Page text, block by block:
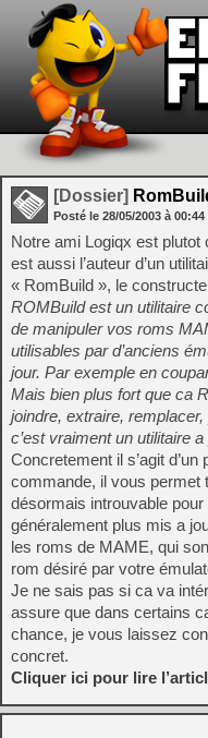
[Dossier]
Posté le 28/05/2003 à 00:44
Notre ami Logiqx est
est aussi l’auteur d’un
« RomBuild », le
ROMBuild est un utilitaire
de manipuler vos roms
utilisables par d’anciens
jour. Par exemple en
Mais bien plus fort que ca
joindre, extraire,
c’est vraiment un utilitaire
Concretement il s’agit
commande, il vous permet
désormais introuvable
généralement plus mis a
les roms de MAME, qui
rom désiré par votre
Je ne sais pas si ca va
assure que dans certains
chance, je vous laissez
concret.
Cliquer ici pour lire